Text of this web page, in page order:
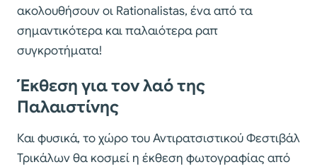
ακολουθήσουν οι Rationalistas, ένα από τα
σημαντικότερα και παλαιότερα ραπ
συγκροτήματα!
Έκθεση για τον λαό της
Παλαιστίνης
Και φυσικά, το χώρο του Αντιρατσιστικού Φεστιβάλ
Τρικάλων θα κοσμεί η έκθεση φωτογραφίας από